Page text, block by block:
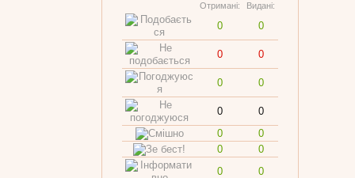
Отримані: Видані:
0 0
0 0
0 0
0
0
0
0
0
0
0
0